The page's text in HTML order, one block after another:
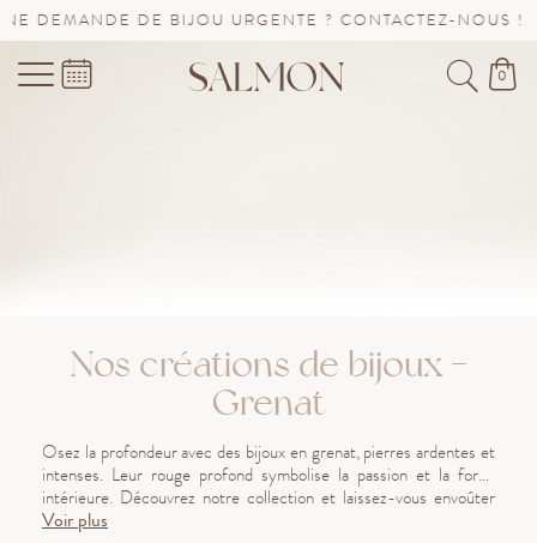
BIJOU URGENTE ? CONTACTEZ-NOUS ! SAV
0
Nos créations de bijoux -
Grenat
Osez la profondeur avec des bijoux en grenat, pierres ardentes et
intenses. Leur rouge profond symbolise la passion et la force
intérieure. Découvrez notre collection et laissez-vous envoûter
par l’éclat captivant du grenat.
Voir plus